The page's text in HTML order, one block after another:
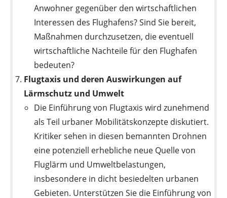
Anwohner gegenüber den wirtschaftlichen
Interessen des Flughafens? Sind Sie bereit,
Maßnahmen durchzusetzen, die eventuell
wirtschaftliche Nachteile für den Flughafen
bedeuten?
Flugtaxis und deren Auswirkungen auf
Lärmschutz und Umwelt
Die Einführung von Flugtaxis wird zunehmend
als Teil urbaner Mobilitätskonzepte diskutiert.
Kritiker sehen in diesen bemannten Drohnen
eine potenziell erhebliche neue Quelle von
Fluglärm und Umweltbelastungen,
insbesondere in dicht besiedelten urbanen
Gebieten. Unterstützen Sie die Einführung von